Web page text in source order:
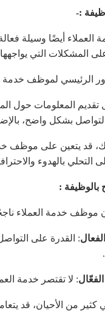
:-
العملاء أيضًا وسيلة
المشكلات التي
الرئيسي لموظف خدمة
تقديم المعلومات حول
بشكل واضح،
قد يتعين على موظف
التحلي بالهدوء
بالوظيفة :
موظف خدمة العملاء
: القدرة على
: لا تقتصر خدمة
كثير من الأحيان، قد